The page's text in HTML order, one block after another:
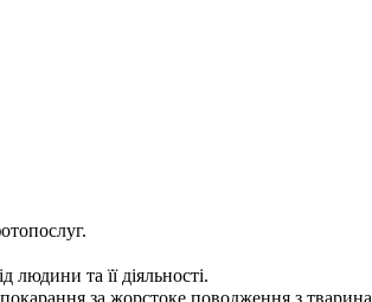
людини та її діяльності.